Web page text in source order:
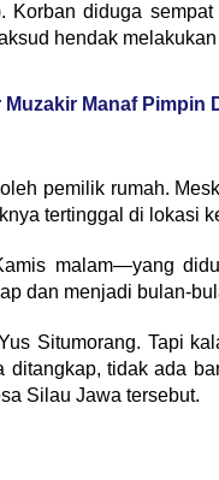
Korban diduga
hendak
Manaf Pimpin
pemilik rumah.
tertinggal di lokasi
malam—yang
dan menjadi bulan-
Situmorang. Tapi
tidak ada
Silau Jawa tersebut.